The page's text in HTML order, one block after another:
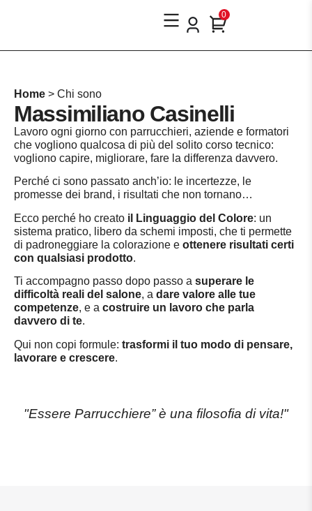
0
Home > Chi sono
Massimiliano Casinelli
Lavoro ogni giorno con parrucchieri, aziende e formatori
che vogliono qualcosa di più del solito corso tecnico:
vogliono capire, migliorare, fare la differenza davvero.
Perché ci sono passato anch’io: le incertezze, le
promesse dei brand, i risultati che non tornano…
Ecco perché ho creato il Linguaggio del Colore: un
sistema pratico, libero da schemi imposti, che ti permette
di padroneggiare la colorazione e ottenere risultati certi
con qualsiasi prodotto.
Ti accompagno passo dopo passo a superare le
difficoltà reali del salone, a dare valore alle tue
competenze, e a costruire un lavoro che parla
davvero di te.
Qui non copi formule: trasformi il tuo modo di pensare,
lavorare e crescere.
"Essere Parrucchiere” è una filosofia di vita!"